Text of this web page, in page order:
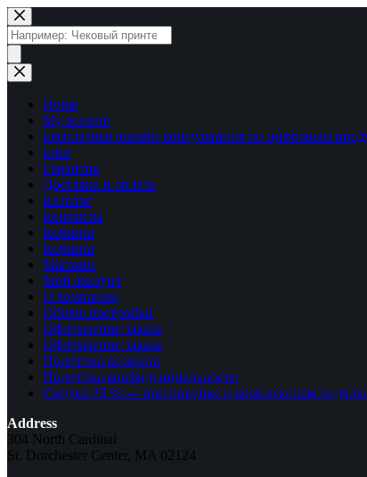
Перейти
к
сути
Поиск
товаров
Home
My account
Бесплатная онлайн консультация по цифровым
Блог
Гарантия
Доставка и оплата
Каталог
Контакты
Корзина
Корзина
Магазин
Мой аккаунт
О компании
Общие настройки
Оформление заказа
Оформление заказа
Политика возврата
Политика конфиденциальности
Скидка 25 % — при покупке и комплексном
Address
304 North Cardinal
St. Dorchester Center, MA 02124